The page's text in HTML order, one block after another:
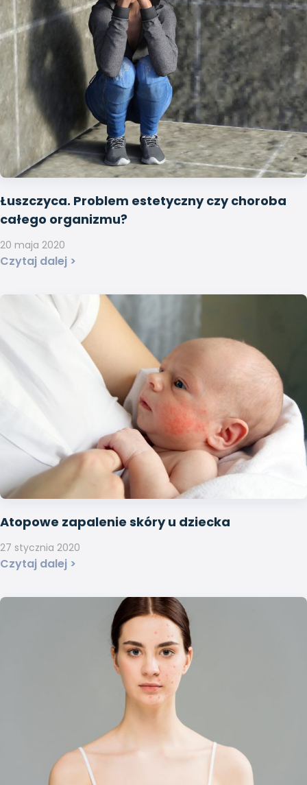
Łuszczyca. Problem estetyczny czy choroba
całego organizmu?
Czytaj dalej >
20 maja 2020
Atopowe zapalenie skóry u dziecka
Czytaj dalej >
27 stycznia 2020